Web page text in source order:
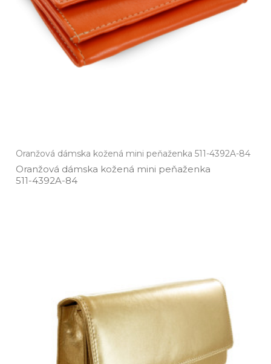
Oranžová dámska kožená mini peňaženka 511-4392A-84
Oranžová dámska kožená mini peňaženka
511­-4392A­-84